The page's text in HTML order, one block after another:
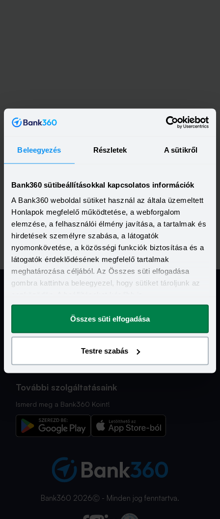
Beleegyezés Részletek A sütikről
Bank360 sütibeállításokkal kapcsolatos információk
A Bank360 weboldal sütiket használ az általa üzemeltett
Honlapok megfelelő működtetése, a webforgalom
elemzése, a felhasználói élmény javítása, a tartalmak és
hirdetések személyre szabása, a látogatók
nyomonkövetése, a közösségi funkciók biztosítása és a
látogatók érdeklődésének megfelelő tartalmak
meghatározása céljából. Az Összes süti elfogadása
gombra kattintva beleegyezel, hogy sütiket tároljunk az
megváltoztathatod.
Összes süti elfogadása
Testre szabás
Jogi Dokumentumok
Kapcsolat
Hasznos Linkek
További szolgáltatásaink
Ismerd meg a Bank360 Koint!
Bank360 2026Ⓒ - Minden jog fenntartva.